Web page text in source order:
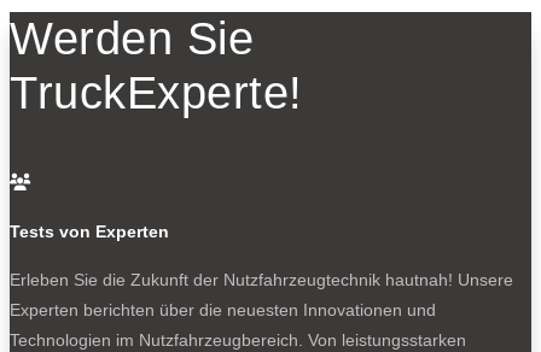
Werden Sie
TruckExperte!

Tests von Experten
Erleben Sie die Zukunft der Nutzfahrzeugtechnik hautnah! Unsere
Experten berichten über die neuesten Innovationen und
Technologien im Nutzfahrzeugbereich. Von leistungsstarken